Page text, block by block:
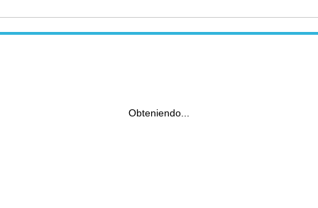
Obteniendo...